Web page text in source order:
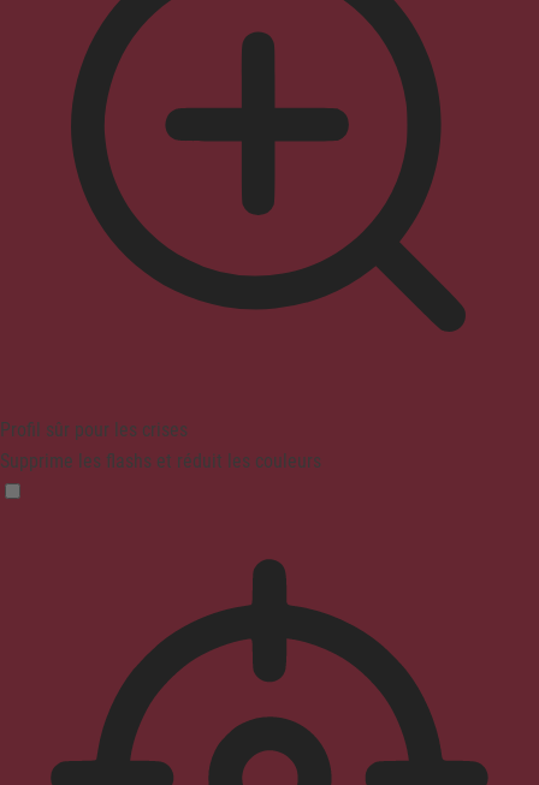
Profil sûr pour les crises
Supprime les flashs et réduit les couleurs